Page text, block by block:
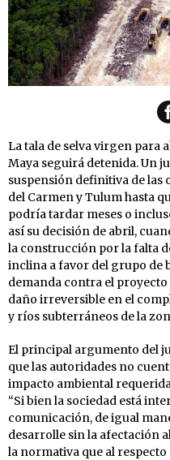
La tala de selva virgen para
Maya seguirá detenida. Un
suspensión definitiva de
del Carmen y Tulum hasta
podría tardar meses o
así su decisión de abril,
la construcción por la falta
inclina a favor del grupo de
demanda contra el
daño irreversible en el
y ríos subterráneos de la
El principal argumento del
que las autoridades no
impacto ambiental
“Si bien la sociedad está
comunicación, de igual
desarrolle sin la afectación
la normativa que al respecto